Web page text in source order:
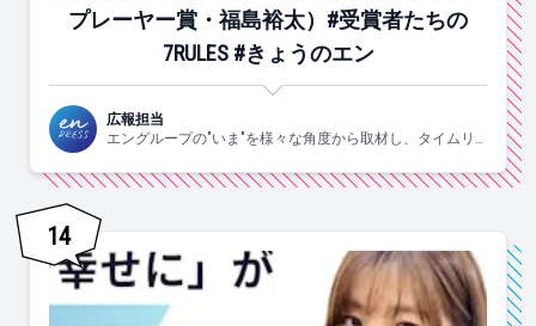
プレーヤー賞・福島裕太）#受賞者たちの
7RULES #きょうのエン
広報担当
エングループの"いま"を様々な角度から取材し、タイムリ
14